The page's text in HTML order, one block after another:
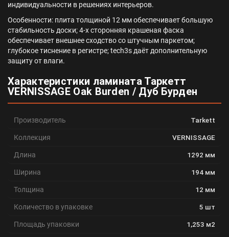
индивидуальности в решениях интерьеров.
Особенности: плита толщиной 12 мм обеспечивает большую
стабильность доски; 4-х сторонняя крашеная фаска
обеспечивает внешнее сходство со штучным паркетом;
глубокое тиснение в регистре; tech3s даёт дополнительную
защиту от влаги.
Характеристики ламината Таркетт
VERNISSAGE Oak Burden / Дуб Бурден
Производитель Tarkett
Коллекция VERNISSAGE
Длина 1292 мм
Ширина 194 мм
Толщина 12 мм
Количество в упаковке 5 шт
Площадь упаковки 1,253 м2